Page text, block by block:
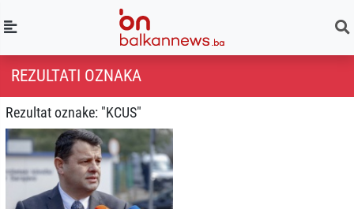
REZULTATI OZNAKA
Rezultat oznake: "KCUS"